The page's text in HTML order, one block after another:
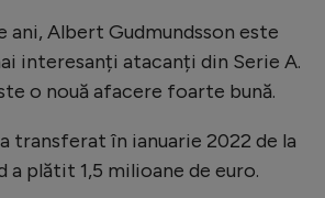
ani, Albert Gudmundsson este
interesanți atacanți din Serie A.
o nouă afacere foarte bună.
transferat în ianuarie 2022 de la
a plătit 1,5 milioane de euro.